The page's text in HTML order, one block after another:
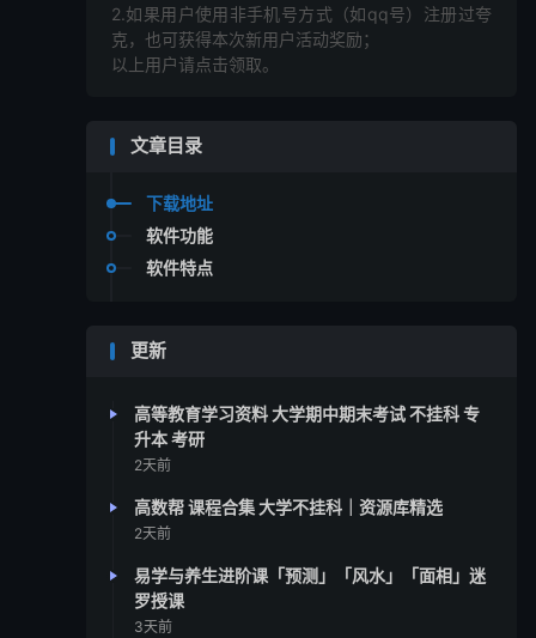
2.如果用户使用非手机号方式（如qq号）注册过夸
克，也可获得本次新用户活动奖励；
以上用户请点击领取。
文章目录
下载地址
软件功能
软件特点
更新
高等教育学习资料 大学期中期末考试 不挂科 专
升本 考研
2天前
高数帮 课程合集 大学不挂科｜资源库精选
2天前
易学与养生进阶课「预测」「风水」「面相」迷
罗授课
3天前